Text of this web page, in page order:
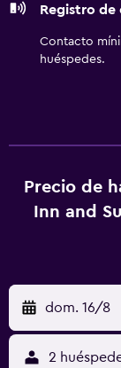
solicitar juegos
ocio y
libre de
Registro de
Contacto
huéspedes.
Precio de
Inn and
dom. 16/8
2